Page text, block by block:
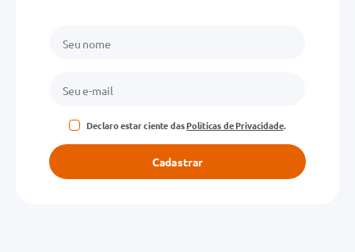
Declaro estar ciente dasPolíticas de Privacidade.
Cadastrar